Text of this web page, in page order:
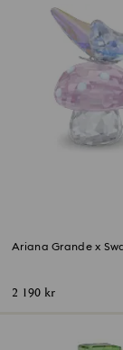
‎Ariana Grande x
2 190 kr